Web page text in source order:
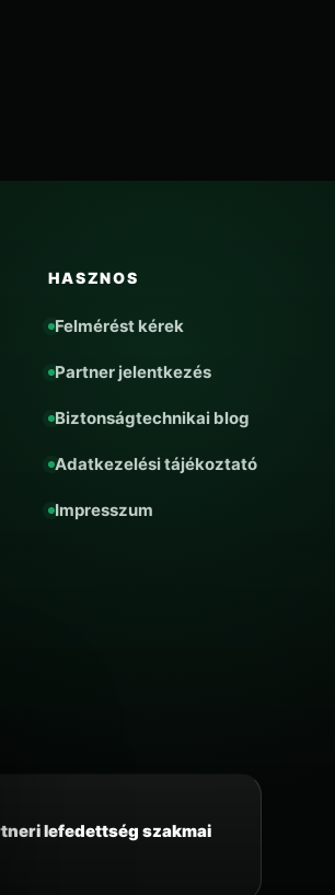
HASZNOS
Felmérést kérek
Partner jelentkezés
Biztonságtechnikai blog
Adatkezelési tájékoztató
Impresszum
lefedettség szakmai